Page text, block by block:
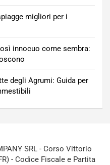
migliori per i
innocuo come sembra:
degli Agrumi: Guida per
SRL - Corso Vittorio
- Codice Fiscale e Partita